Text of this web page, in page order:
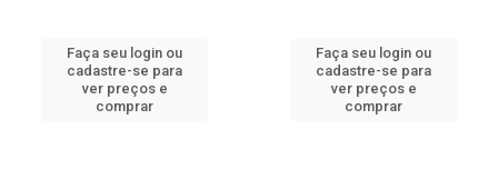
Faça seu login ou
cadastre-se para
ver preços e
comprar
Faça seu login ou
cadastre-se para
ver preços e
comprar